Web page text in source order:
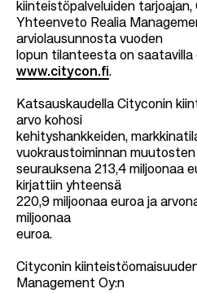
kiinteistöpalveluiden tarjoajan,
Yhteenveto Realia
arviolausunnosta vuoden
lopun tilanteesta on
www.citycon.fi.
Katsauskaudella Cityconin
arvo kohosi
kehityshankkeiden,
vuokraustoiminnan muutosten
seurauksena 213,4 miljoonaa
kirjattiin yhteensä
220,9 miljoonaa euroa ja
miljoonaa
euroa.
Cityconin
Management Oy:n